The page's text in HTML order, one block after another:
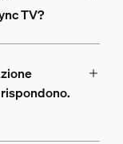
TV?